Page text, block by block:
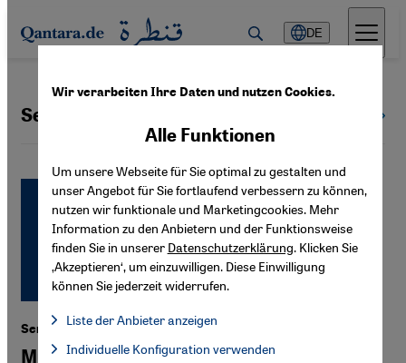
Direkt zum Inhalt springen
DE
Senioren
Senioren
Multikultur im Altenheim
Wir verarbeiten Ihre Daten und nutzen Cookies.
Alle Funktionen
Um unsere Webseite für Sie optimal zu gestalten und
unser Angebot für Sie fortlaufend verbessern zu können,
nutzen wir funktionale und Marketingcookies. Mehr
Information zu den Anbietern und der Funktionsweise
finden Sie in unserer Datenschutzerklärung. Klicken Sie
‚Akzeptieren‘, um einzuwilligen. Diese Einwilligung
können Sie jederzeit widerrufen.
Liste der Anbieter anzeigen
Facebook Embed / Facebook Connect, Google Maps Embed,
Facebook Embed / Facebook Connect
Individuelle Konfiguration verwenden